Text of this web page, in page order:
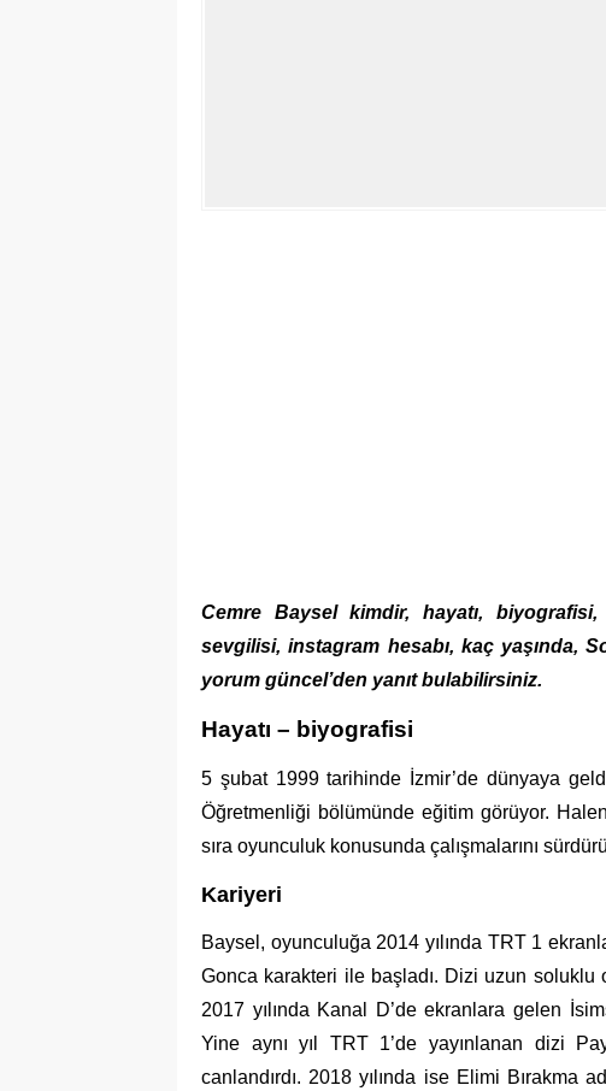
Cemre Baysel kimdir, hayatı,
sevgilisi, instagram hesabı, kaç yaşında,
yorum güncel’den yanıt bulabilirsiniz.
Hayatı – biyografisi
5 şubat 1999 tarihinde İzmir’de dünyaya
Öğretmenliği bölümünde eğitim görüyor.
sıra oyunculuk konusunda çalışmalarını
Kariyeri
Baysel, oyunculuğa 2014 yılında TRT 1
Gonca karakteri ile başladı. Dizi uzun soluklu
2017 yılında Kanal D’de ekranlara gelen
Yine aynı yıl TRT 1’de yayınlanan dizi
canlandırdı. 2018 yılında ise Elimi Bırakma